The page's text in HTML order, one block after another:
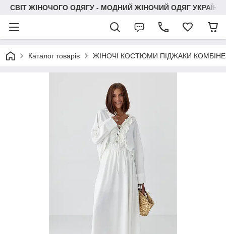
СВІТ ЖІНОЧОГО ОДЯГУ - МОДНИЙ ЖІНОЧИЙ ОДЯГ УКРАЇНИ
Каталог товарів ЖІНОЧІ КОСТЮМИ ПІДЖАКИ